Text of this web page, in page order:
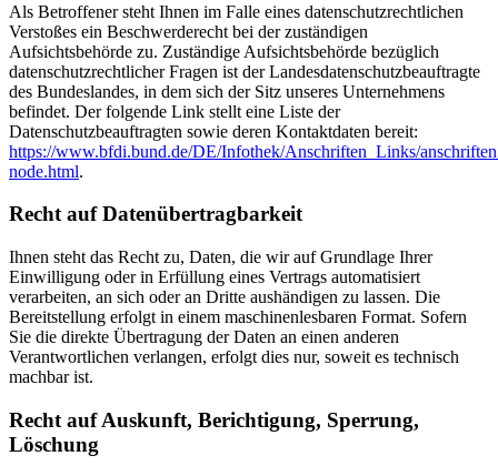
Als Betroffener steht Ihnen im Falle eines datenschutzrechtlichen
Verstoßes ein Beschwerderecht bei der zuständigen
Aufsichtsbehörde zu. Zuständige Aufsichtsbehörde bezüglich
datenschutzrechtlicher Fragen ist der Landesdatenschutzbeauftragte
des Bundeslandes, in dem sich der Sitz unseres Unternehmens
befindet. Der folgende Link stellt eine Liste der
Datenschutzbeauftragten sowie deren Kontaktdaten bereit:
https://www.bfdi.bund.de/DE/Infothek/Anschriften_Links/
node.html.
Recht auf Datenübertragbarkeit
Ihnen steht das Recht zu, Daten, die wir auf Grundlage Ihrer
Einwilligung oder in Erfüllung eines Vertrags automatisiert
verarbeiten, an sich oder an Dritte aushändigen zu lassen. Die
Bereitstellung erfolgt in einem maschinenlesbaren Format. Sofern
Sie die direkte Übertragung der Daten an einen anderen
Verantwortlichen verlangen, erfolgt dies nur, soweit es technisch
machbar ist.
Recht auf Auskunft, Berichtigung, Sperrung,
Löschung